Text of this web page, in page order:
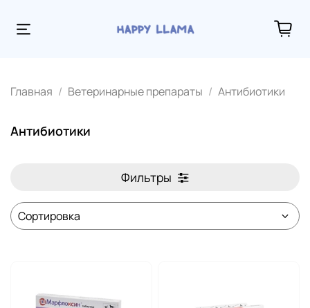
Главная Ветеринарные препараты Антибиотики
Антибиотики
Фильтры